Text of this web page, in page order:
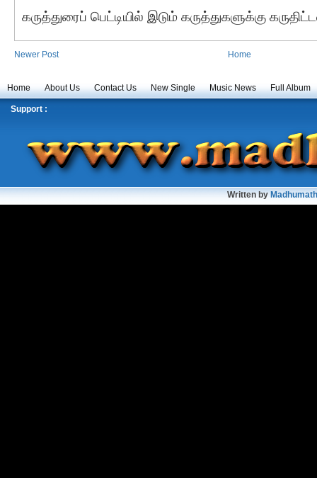
கருத்துரைப் பெட்டியில் இடும் கருத்துகளுக்கு
Newer Post Home
Home About Us Contact Us New Single Music News Full Album
Support :
Written by